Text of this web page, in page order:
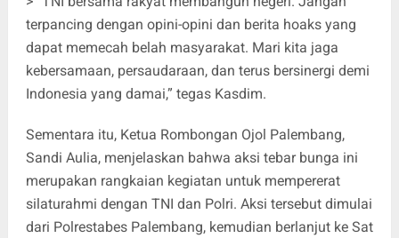
terpancing dengan opini-opini dan berita hoaks yang
dapat memecah belah masyarakat. Mari kita jaga
kebersamaan, persaudaraan, dan terus bersinergi demi
Indonesia yang damai,” tegas Kasdim.
Sementara itu, Ketua Rombongan Ojol Palembang,
Sandi Aulia, menjelaskan bahwa aksi tebar bunga ini
merupakan rangkaian kegiatan untuk mempererat
silaturahmi dengan TNI dan Polri. Aksi tersebut dimulai
dari Polrestabes Palembang, kemudian berlanjut ke Sat